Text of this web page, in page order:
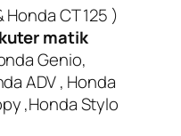
CT 125 )
matik
Genio,
ADV , Honda
,Honda Stylo